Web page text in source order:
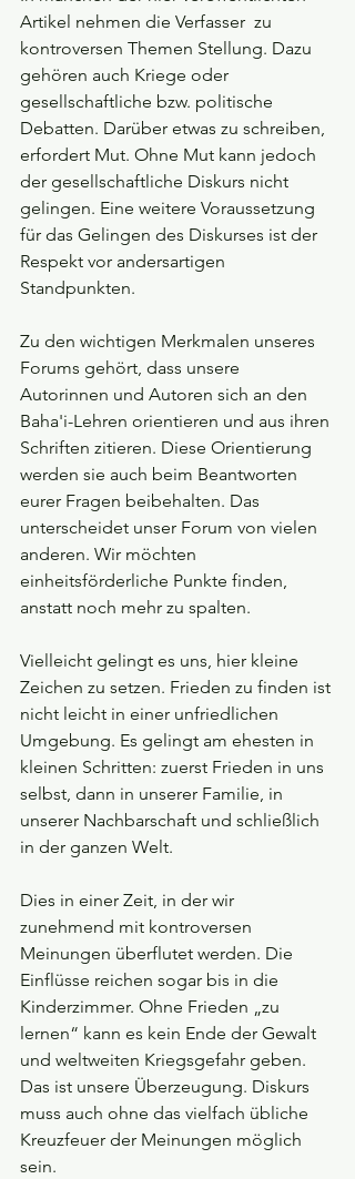
Artikel nehmen die Verfasser  zu
kontroversen Themen Stellung. Dazu
gehören auch Kriege oder
gesellschaftliche bzw. politische
Debatten. Darüber etwas zu schreiben,
erfordert Mut. Ohne Mut kann jedoch
der gesellschaftliche Diskurs nicht
gelingen. Eine weitere Voraussetzung
für das Gelingen des Diskurses ist der
Respekt vor andersartigen
Standpunkten.
Zu den wichtigen Merkmalen unseres
Forums gehört, dass unsere
Autorinnen und Autoren sich an den
Baha'i-Lehren orientieren und aus ihren
Schriften zitieren. Diese Orientierung
werden sie auch beim Beantworten
eurer Fragen beibehalten. Das
unterscheidet unser Forum von vielen
anderen. Wir möchten
einheitsförderliche Punkte finden,
anstatt noch mehr zu spalten.
Vielleicht gelingt es uns, hier kleine
Zeichen zu setzen. Frieden zu finden ist
nicht leicht in einer unfriedlichen
Umgebung. Es gelingt am ehesten in
kleinen Schritten: zuerst Frieden in uns
selbst, dann in unserer Familie, in
unserer Nachbarschaft und schließlich
in der ganzen Welt.
Dies in einer Zeit, in der wir
zunehmend mit kontroversen
Meinungen überflutet werden. Die
Einflüsse reichen sogar bis in die
Kinderzimmer. Ohne Frieden „zu
lernen“ kann es kein Ende der Gewalt
und weltweiten Kriegsgefahr geben.
Das ist unsere Überzeugung. Diskurs
muss auch ohne das vielfach übliche
Kreuzfeuer der Meinungen möglich
sein.